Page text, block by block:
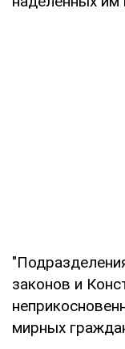
законов и
мирных